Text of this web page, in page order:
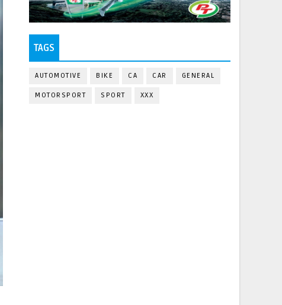
TAGS
AUTOMOTIVE BIKE CA CAR GENERAL
MOTORSPORT SPORT XXX